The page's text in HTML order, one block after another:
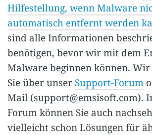
Hilfestellung, wenn Malware
automatisch entfernt werden
sind alle Informationen
benötigen, bevor wir mit dem
Malware beginnen können.
Sie über unser Support-Forum
Mail (support@emsisoft.com).
Forum können Sie auch
vielleicht schon Lösungen für